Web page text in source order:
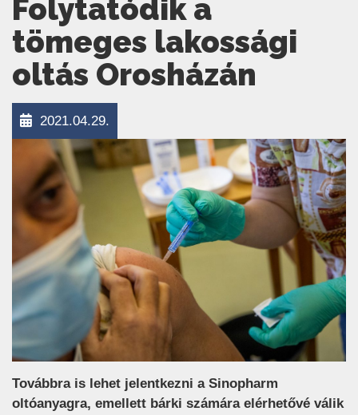
Folytatódik a
tömeges lakossági
oltás Orosházán
2021.04.29.
Továbbra is lehet jelentkezni a Sinopharm
oltóanyagra, emellett bárki számára elérhetővé válik